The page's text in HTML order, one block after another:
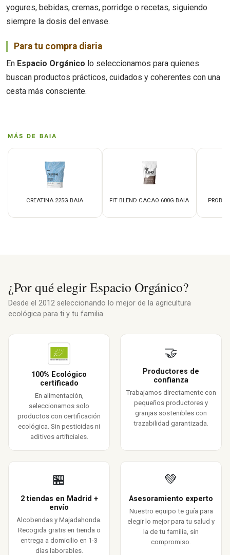
yogures, bebidas, cremas, porridge o recetas, siguiendo
siempre la dosis del envase.
Para tu compra diaria
En Espacio Orgánico lo seleccionamos para quienes
buscan productos prácticos, cuidados y coherentes con una
cesta más consciente.
MÁS DE BAIA
CREATINA 225G BAIA FIT BLEND CACAO 600G BAIA
¿Por qué elegir Espacio Orgánico?
Desde el 2012 seleccionando lo mejor de la agricultura
ecológica para ti y tu familia.
100% Ecológico
certificado
En alimentación,
seleccionamos solo
productos con certificación
ecológica. Sin pesticidas ni
aditivos artificiales.
🤝
Productores de
confianza
Trabajamos directamente con
pequeños productores y
granjas sostenibles con
trazabilidad garantizada.
🏪
2 tiendas en Madrid +
envío
Alcobendas y Majadahonda.
Recogida gratis en tienda o
entrega a domicilio en 1-3
días laborables.
💚
Asesoramiento experto
Nuestro equipo te guía para
elegir lo mejor para tu salud y
la de tu familia, sin
compromiso.